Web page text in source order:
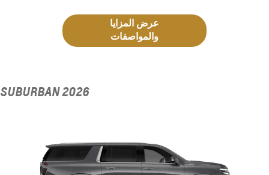
عرض المزايا
والمواصفات
2026 SUBURBAN